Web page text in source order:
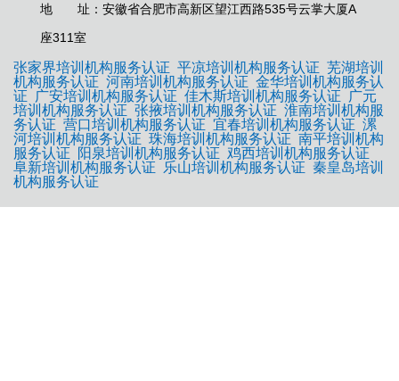
地 址：安徽省合肥市高新区望江西路535号云掌大厦A
座311室
张家界培训机构服务认证 平凉培训机构服务认证 芜湖培训
机构服务认证 河南培训机构服务认证 金华培训机构服务认
证
广安培训机构服务认证 佳木斯培训机构服务认证
广元
培训机构服务认证 张掖培训机构服务认证 淮南培训机构服
务认证 营口培训机构服务认证 宜春培训机构服务认证 漯
河培训机构服务认证 珠海培训机构服务认证 南平培训机构
服务认证
阳泉培训机构服务认证 鸡西培训机构服务认证
阜新培训机构服务认证
乐山培训机构服务认证 秦皇岛培训
机构服务认证